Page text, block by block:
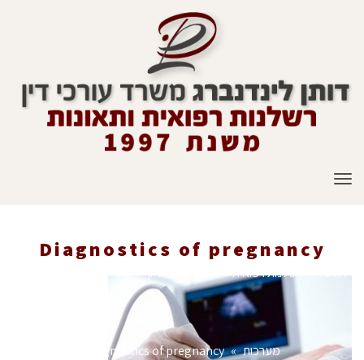
תפריט
ראשי רשלנות רפואית » רשלנות בהריון »
מערכות »
Diagnostics of pregnancy
Diagnostics of pregnancy